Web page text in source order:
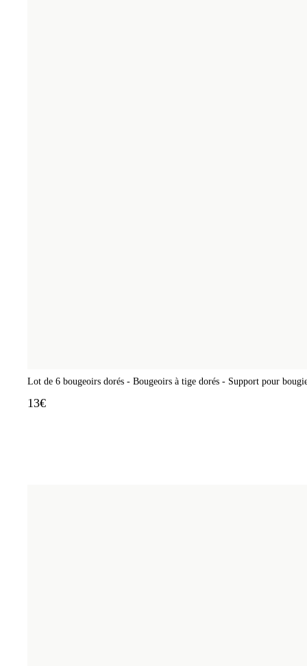
Lot de 6 bougeoirs dorés - Bougeoirs à tige dorés - Support pour
13€